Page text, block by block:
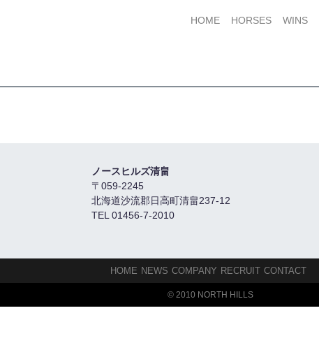
HOME
HORSES WINS
ノースヒルズ清畠
〒059-2245
北海道沙流郡日高町清畠237-12
TEL 01456-7-2010
HOME NEWS COMPANY RECRUIT CONTACT
© 2010 NORTH HILLS